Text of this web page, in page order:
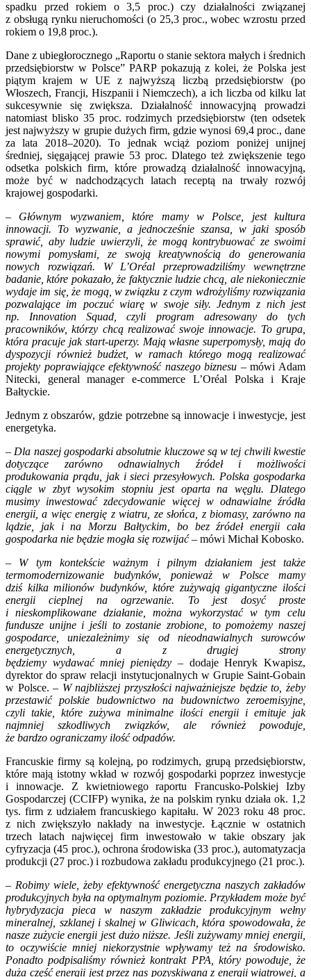
spadku przed rokiem o 3,5 proc.) czy działalności związanej
z obsługą rynku nieruchomości (o 25,3 proc., wobec wzrostu przed
rokiem o 19,8 proc.).
Dane z ubiegłorocznego „Raportu o stanie sektora małych i średnich
przedsiębiorstw w Polsce” PARP pokazują z kolei, że Polska jest
piątym krajem w UE z najwyższą liczbą przedsiębiorstw (po
Włoszech, Francji, Hiszpanii i Niemczech), a ich liczba od kilku lat
sukcesywnie się zwiększa. Działalność innowacyjną prowadzi
natomiast blisko 35 proc. rodzimych przedsiębiorstw (ten odsetek
jest najwyższy w grupie dużych firm, gdzie wynosi 69,4 proc., dane
za lata 2018–2020). To jednak wciąż poziom poniżej unijnej
średniej, sięgającej prawie 53 proc. Dlatego też zwiększenie tego
odsetka polskich firm, które prowadzą działalność innowacyjną,
może być w nadchodzących latach receptą na trwały rozwój
krajowej gospodarki.
– Głównym wyzwaniem, które mamy w Polsce, jest kultura
innowacji. To wyzwanie, a jednocześnie szansa, w jaki sposób
sprawić, aby ludzie uwierzyli, że mogą kontrybuować ze swoimi
nowymi pomysłami, ze swoją kreatywnością do generowania
nowych rozwiązań. W L’Oréal przeprowadziliśmy wewnętrzne
badanie, które pokazało, że faktycznie ludzie chcą, ale niekoniecznie
wydaje im się, że mogą, w związku z czym wdrożyliśmy rozwiązania
pozwalające im poczuć wiarę w swoje siły. Jednym z nich jest
np. Innovation Squad, czyli program adresowany do tych
pracowników, którzy chcą realizować swoje innowacje. To grupa,
która pracuje jak start-uperzy. Mają własne superpomysły, mają do
dyspozycji również budżet, w ramach którego mogą realizować
projekty poprawiające efektywność naszego biznesu –mówi Adam
Nitecki, general manager e-commerce L’Oréal Polska i Kraje
Bałtyckie.
Jednym z obszarów, gdzie potrzebne są innowacje i inwestycje, jest
energetyka.
– Dla naszej gospodarki absolutnie kluczowe są w tej chwili kwestie
dotyczące zarówno odnawialnych źródeł i możliwości
produkowania prądu, jak i sieci przesyłowych. Polska gospodarka
ciągle w zbyt wysokim stopniu jest oparta na węglu. Dlatego
musimy inwestować zdecydowanie więcej w odnawialne źródła
energii, a więc energię z wiatru, ze słońca, z biomasy, zarówno na
lądzie, jak i na Morzu Bałtyckim, bo bez źródeł energii cała
gospodarka nie będzie mogła się rozwijać– mówi Michał Kobosko.
– W tym kontekście ważnym i pilnym działaniem jest także
termomodernizowanie budynków, ponieważ w Polsce mamy
dziś kilka milionów budynków, które zużywają gigantyczne ilości
energii cieplnej na ogrzewanie. To jest dosyć proste
i nieskomplikowane działanie, można wykorzystać w tym celu
fundusze unijne i jeśli to zostanie zrobione, to pomożemy naszej
gospodarce, uniezależnimy się od nieodnawialnych surowców
energetycznych, a z drugiej strony
będziemy wydawać mniej pieniędzy –dodaje Henryk Kwapisz,
dyrektor do spraw relacji instytucjonalnych w Grupie Saint-Gobain
w Polsce. – W najbliższej przyszłości najważniejsze będzie to, żeby
przestawić polskie budownictwo na budownictwo zeroemisyjne,
czyli takie, które zużywa minimalne ilości energii i emituje jak
najmniej szkodliwych związków, ale również powoduje,
że bardzo ograniczamy ilość odpadów.
Francuskie firmy są kolejną, po rodzimych, grupą przedsiębiorstw,
które mają istotny wkład w rozwój gospodarki poprzez inwestycje
i innowacje. Z kwietniowego raportu Francusko-Polskiej Izby
Gospodarczej (CCIFP) wynika, że na polskim rynku działa ok. 1,2
tys. firm z udziałem francuskiego kapitału. W 2023 roku 48 proc.
z nich zwiększyło nakłady na inwestycje. Łącznie w ostatnich
trzech latach najwięcej firm inwestowało w takie obszary jak
cyfryzacja (45 proc.), ochrona środowiska (33 proc.), automatyzacja
produkcji (27 proc.) i rozbudowa zakładu produkcyjnego (21 proc.).
– Robimy wiele, żeby efektywność energetyczna naszych zakładów
produkcyjnych była na optymalnym poziomie. Przykładem może być
hybrydyzacja pieca w naszym zakładzie produkcyjnym wełny
mineralnej, szklanej i skalnej w Gliwicach, która spowodowała, że
nasze zużycie energii jest dużo niższe. Jeśli zużywamy mniej energii,
to oczywiście mniej niekorzystnie wpływamy też na środowisko.
Ponadto podpisaliśmy również kontrakt PPA, który powoduje, że
duża część energii jest przez nas pozyskiwana z energii wiatrowej, a